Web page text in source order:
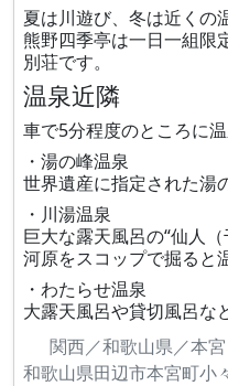
夏は川遊び、冬は近くの
熊野四季亭は一日一組限
別荘です。
温泉近隣
車で5分程度のところに
・湯の峰温泉
世界遺産に指定された湯
・川湯温泉
巨大な露天風呂の“仙人（
河原をスコップで掘ると
・わたらせ温泉
大露天風呂や貸切風呂な
関西／和歌山県／本宮
和歌山県田辺市本宮町小